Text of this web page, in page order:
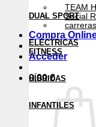
TEAM
Social
Compra
Acceder
0,00€
DUAL SPORT
ELÉCTRICAS
FITNESS
HÍBRIDAS
INFANTILES